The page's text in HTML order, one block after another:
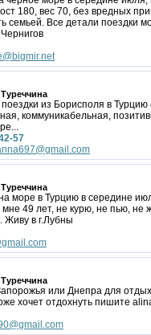
180, вес 70, без вредных
семьей. Все детали поездки
Туреччина
из Борисполя в
коммуникабельная,
57
Туреччина
море в Турцию в середине
49 лет, не курю, не пью, не
Живу в г.Лубны
Туреччина
или Днепра для
хочет отдохнуть пишите